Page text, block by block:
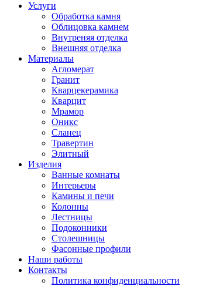
Услуги
Обработка камня
Облицовка камнем
Внутреняя отделка
Внешняя отделка
Материалы
Агломерат
Гранит
Кварцекерамика
Кварцит
Мрамор
Оникс
Сланец
Травертин
Элитный
Изделия
Ванные комнаты
Интерьеры
Камины и печи
Колонны
Лестницы
Подоконники
Столешницы
Фасонные профили
Наши работы
Контакты
Политика конфиденциальности